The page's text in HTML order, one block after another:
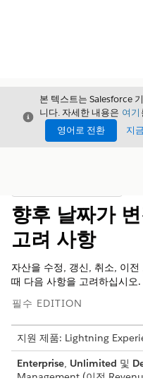
닫기
본 텍스트는 Salesforce
니다. 자세한 내용은 여기
영어로 전환
지
향후 날짜가
고려 사항
자산을 수정, 갱신, 취소, 이
때 다음 사항을 고려하십시오.
필수 EDITION
지원 제품: Lightning
Enterprise, Unlimited 및
Management (이전